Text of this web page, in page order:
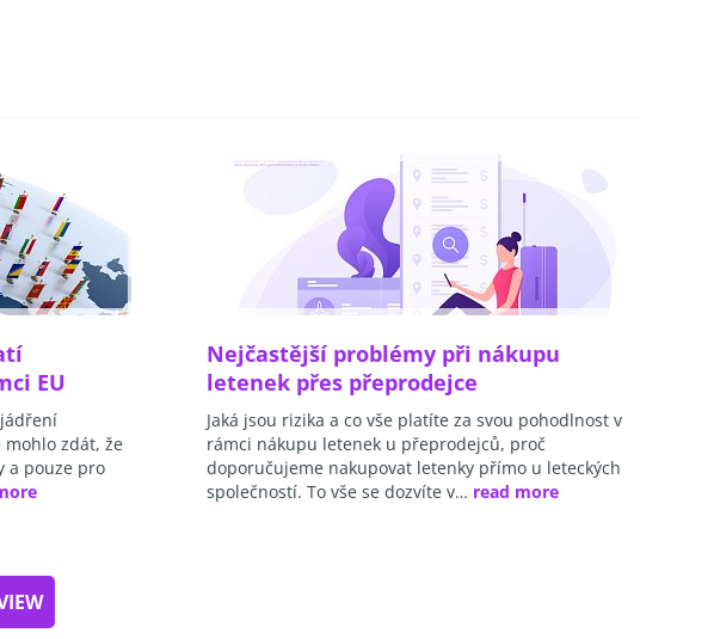
EU
mohlo zdát, že
a pouze pro
Nejčastější problémy při nákupu
letenek přes přeprodejce
Jaká jsou rizika a co vše platíte za svou pohodlnost v
rámci nákupu letenek u přeprodejců, proč
doporučujeme nakupovat letenky přímo u leteckých
společností. To vše se dozvíte v… read more